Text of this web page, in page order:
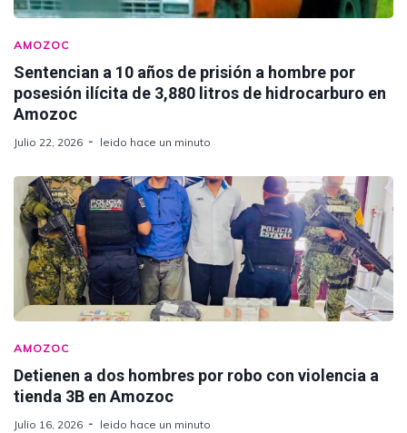
AMOZOC
Sentencian a 10 años de prisión a hombre por
posesión ilícita de 3,880 litros de hidrocarburo en
Amozoc
Julio 22, 2026 leido hace un minuto
AMOZOC
Detienen a dos hombres por robo con violencia a
tienda 3B en Amozoc
Julio 16, 2026 leido hace un minuto